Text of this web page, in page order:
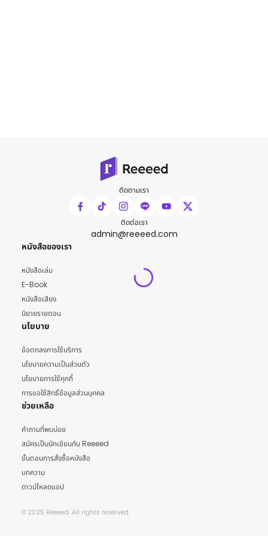
ติดตามเรา
ติดต่อเรา
admin@reeeed.com
หนังสือของเรา
หนังสือเล่ม
E-Book
หนังสือเสียง
นิยายรายตอน
นโยบาย
ข้อตกลงการใช้บริการ
นโยบายความเป็นส่วนตัว
นโยบายการใช้คุกกี้
การขอใช้สิทธิ์ข้อมูลส่วนบุคคล
ช่วยเหลือ
คำถามที่พบบ่อย
สมัครเป็นนักเขียนกับ Reeeed
ขั้นตอนการสั่งซื้อหนังสือ
บทความ
ดาวน์โหลดแอป
© 2025 Reeeed. All rights reserved.